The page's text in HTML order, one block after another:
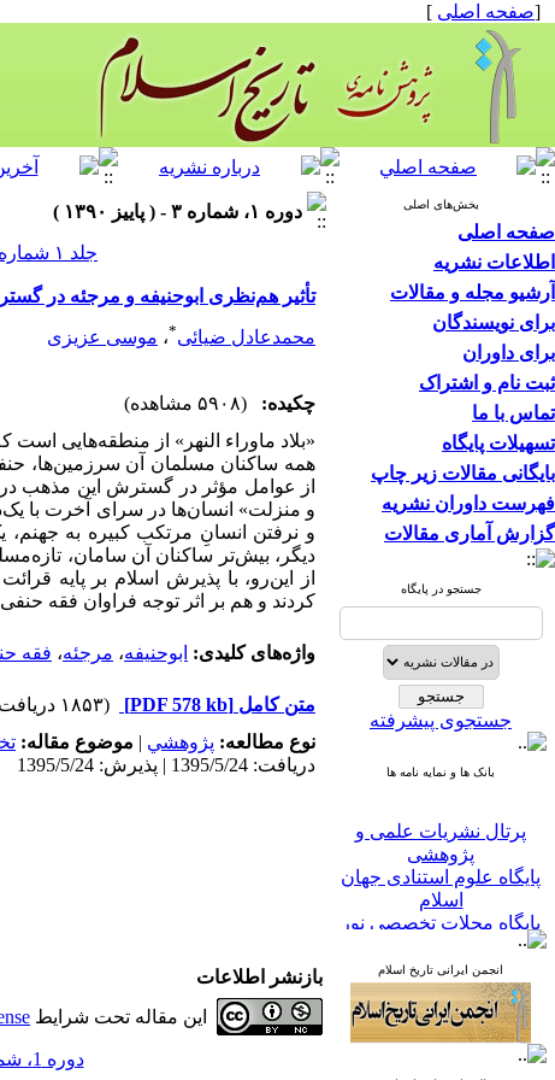
[صفحه اصلی ]
بخش‌های اصلی
صفحه اصلی
اطلاعات نشریه
آرشیو مجله و مقالات
برای نویسندگان
برای داوران
ثبت نام و اشتراک
تماس با ما
تسهیلات پایگاه
بایگانی مقالات زیر چاپ
فهرست داوران نشریه
گزارش آماری مقالات
جستجو در پایگاه
جستجوی پیشرفته
بانک ها و نمایه نامه ها
پرتال نشریات علمی و
پژوهشی
پایگاه علوم استنادی جهان
اسلام
پایگاه مجلات تخصصی نور
پایگاه مرکز اطلاعات جهاد
دانشگاهی
پرتال جامع علوم انسانی
بانک اطلاعات نشریات
کشور
انجمن ایرانی تاریخ اسلام
دوره ۱، شماره ۳ - ( پاییز ۱۳۹۰ )
جلد ۱ شماره ۳ صفحات ۹۶-۷۵
تأثیر هم‌نظری ابوحنیفه و مرجئه در
محمدعادل ضیائی*، موسی عزیزی
چکیده:
(۵۹۰۸ مشاهده)
«بلاد ماوراء النهر» از منطقه‌هایی
همه ساکنان مسلمان آن سرزمین‌ها،
از عوامل مؤثر در گسترش این مذهب در
و منزلت» انسان‌ها در سرای آخرت با
و نرفتن انسانِ مرتکب کبیره به
دیگر، بیش‌تر ساکنان آن سامان،
از این‌رو، با پذیرش اسلام بر پایه
کردند و هم بر اثر توجه فراوان فقه
واژه‌های کلیدی: ابوحنیفه، مرجئه، فقه
متن کامل [PDF 578 kb]
(۱۸۵۳ دریافت)
نوع مطالعه: پژوهشي | موضوع مقاله:
دریافت: 1395/5/24 | پذیرش: 1395/5/24
بازنشر اطلاعات
این مقاله تحت شرایط
دوره 1، شماره 3 - ( پاییز 1390 )